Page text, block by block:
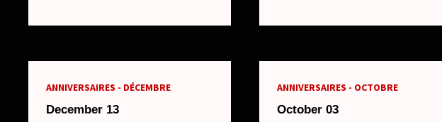
ANNIVERSAIRES - DÉCEMBRE
December 13
ANNIVERSAIRES - OCTOBRE
October 03